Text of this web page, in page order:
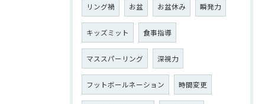
リング禍 お盆 お盆休み 瞬発力
キッズミット 食事指導
マススパーリング 深視力
フットボールネーション 時間変更